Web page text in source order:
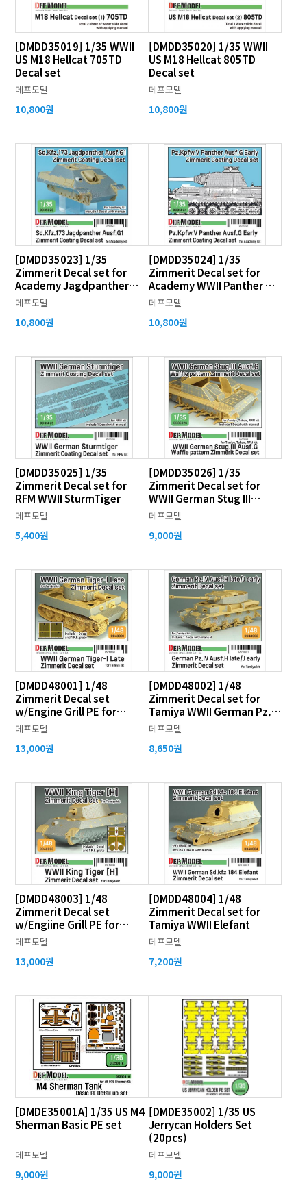
[DMDD35019] 1/35 WWII
US M18 Hellcat 705TD
Decal set
데프모델
10,800원
[DMDD35020] 1/35 WWII
US M18 Hellcat 805TD
Decal set
데프모델
10,800원
[DMDD35023] 1/35
Zimmerit Decal set for
Academy Jagdpanther
Ausf.G1
데프모델
10,800원
[DMDD35024] 1/35
Zimmerit Decal set for
Academy WWII Panther G
Early
데프모델
10,800원
[DMDD35025] 1/35
Zimmerit Decal set for
RFM WWII SturmTiger
데프모델
5,400원
[DMDD35026] 1/35
Zimmerit Decal set for
WWII German Stug III
Ausf.G Waffle Pattern
데프모델
9,000원
[DMDD48001] 1/48
Zimmerit Decal set
w/Engine Grill PE for
Tamiya WWII Tiger I Late
데프모델
13,000원
[DMDD48002] 1/48
Zimmerit Decal set for
Tamiya WWII German Pz.IV
Ausf.H/Late J
데프모델
8,650원
[DMDD48003] 1/48
Zimmerit Decal set
w/Engiine Grill PE for
Tamiya WWII King Tiger
(H)
데프모델
13,000원
[DMDD48004] 1/48
Zimmerit Decal set for
Tamiya WWII Elefant
데프모델
7,200원
[DMDE35001A] 1/35 US M4
Sherman Basic PE set
데프모델
9,000원
[DMDE35002] 1/35 US
Jerrycan Holders Set
(20pcs)
데프모델
9,000원